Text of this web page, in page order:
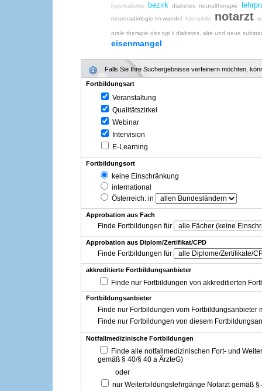
hyperkaliämie bezirk diabetes neuraltherapie
neuroradiologie im wandel hämophilie notarzt
orale therapie des typ ii diabetes, alte und neue
eisenmangel
Falls Sie Ihre Suchergebnisse verfeinern möchten,
Fortbildungsart
Veranstaltung
Qualitätszirkel
Webinar
Intervision
E-Learning
Fortbildungsort
keine Einschränkung
international
Österreich: in
Approbation aus Fach
Finde Fortbildungen für
Approbation aus Diplom/Zertifikat/CPD
Finde Fortbildungen für
akkreditierte Fortbildungsanbieter
Finde nur Fortbildungen von akkreditierten
Fortbildungsanbieter
Finde nur Fortbildungen vom Fortbildungsanbieter
Finde nur Fortbildungen von diesem
Notfallmedizinische Fortbildungen
Finde alle notfallmedizinischen Fort- und
gemäß § 40/§ 40 a ÄrzteG)
oder
nur Weiterbildungslehrgänge Notarzt gemäß §